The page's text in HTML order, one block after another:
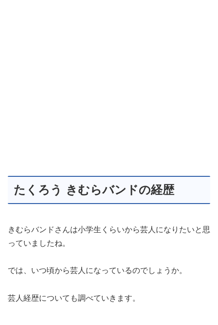
たくろう きむらバンドの経歴
きむらバンドさんは小学生くらいから芸人になりたいと思
っていましたね。
では、いつ頃から芸人になっているのでしょうか。
芸人経歴についても調べていきます。